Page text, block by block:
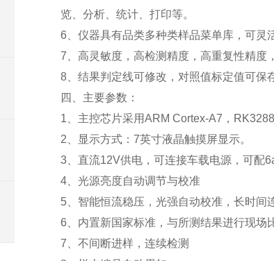
览、分析、统计、打印等。
6、仪器具有品类多种类样品菜单库，可灵
7、高灵敏度，高检测精度，高重复性精度
8、结果判定线可修改，对照值标定值可保
四、主要参数：
1、主控芯片采用ARM Cortex-A7，
2、显示方式：7英寸液晶触摸屏显示。
3、直流12V供电，可连接车载电源，可配
4、光源亮度自动调节与校准
5、智能恒流稳压，光强自动校准，长时间
6、内置新国家标准，与所测结果进行现场
7、不间断进样，连续检测